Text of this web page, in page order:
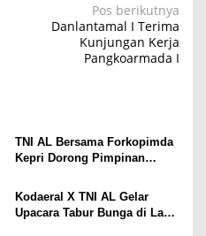
Pos berikutnya
Danlantamal I Terima
Kunjungan Kerja
Pangkoarmada I
TNI AL Bersama Forkopimda
Kepri Dorong Pimpinan
Pembayaran Zakat
Kodaeral X TNI AL Gelar
Upacara Tabur Bunga di Laut